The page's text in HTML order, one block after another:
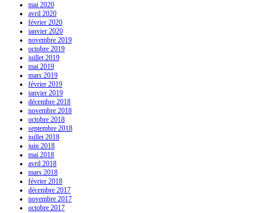
mai 2020
avril 2020
février 2020
janvier 2020
novembre 2019
octobre 2019
juillet 2019
mai 2019
mars 2019
février 2019
janvier 2019
décembre 2018
novembre 2018
octobre 2018
septembre 2018
juillet 2018
juin 2018
mai 2018
avril 2018
mars 2018
février 2018
décembre 2017
novembre 2017
octobre 2017